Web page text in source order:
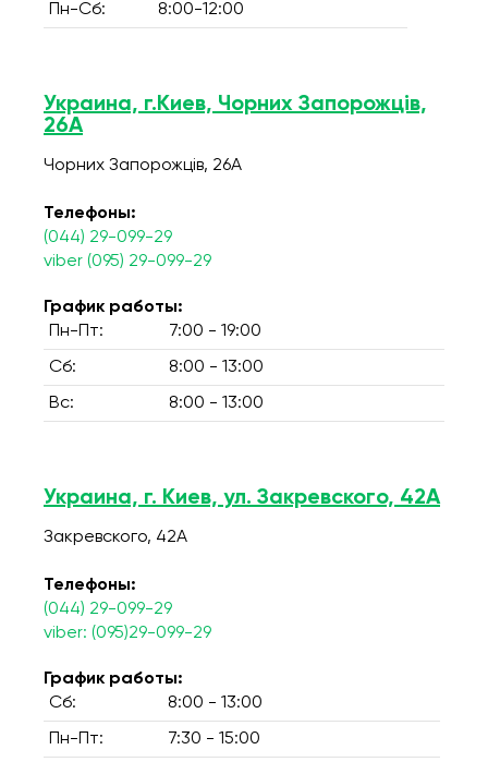
Пн-Сб:
8:00-12:00
Украина, г.Киев, Чорних Запорожців,
26А
Чорних Запорожців, 26А
Телефоны:
(044) 29-099-29
viber (095) 29-099-29
График работы:
Пн-Пт:
7:00 - 19:00
Сб: 8:00 - 13:00
Вс: 8:00 - 13:00
Украина, г. Киев, ул. Закревского, 42А
Закревского, 42А
Телефоны:
(044) 29-099-29
viber: (095)29-099-29
График работы:
Сб:
8:00 - 13:00
Пн-Пт: 7:30 - 15:00